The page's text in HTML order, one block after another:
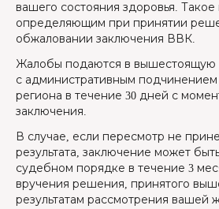
вашего состояния здоровья.
определяющим при принятии
обжаловании заключения ВВК.
Жалобы подаются в вышестоящую
с административным
региона в течение 30 дней с
заключения.
В случае, если пересмотр не
результата, заключение может
судебном порядке в течение 3
вручения решения, принятого
результатам рассмотрения вашей